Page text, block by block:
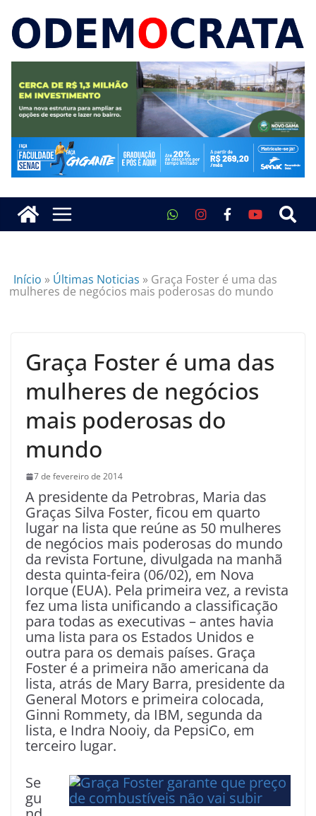
Início » Últimas Noticias » Graça Foster é uma das
mulheres de negócios mais poderosas do mundo
Graça Foster é uma das
mulheres de negócios
mais poderosas do
mundo
7 de fevereiro de 2014
A presidente da Petrobras, Maria das
Graças Silva Foster, ficou em quarto
lugar na lista que reúne as 50 mulheres
de negócios mais poderosas do mundo
da revista Fortune, divulgada na manhã
desta quinta-feira (06/02), em Nova
Iorque (EUA). Pela primeira vez, a revista
fez uma lista unificando a classificação
para todas as executivas – antes havia
uma lista para os Estados Unidos e
outra para os demais países. Graça
Foster é a primeira não americana da
lista, atrás de Mary Barra, presidente da
General Motors e primeira colocada,
Ginni Rommety, da IBM, segunda da
lista, e Indra Nooiy, da PepsiCo, em
terceiro lugar.
Se
gu